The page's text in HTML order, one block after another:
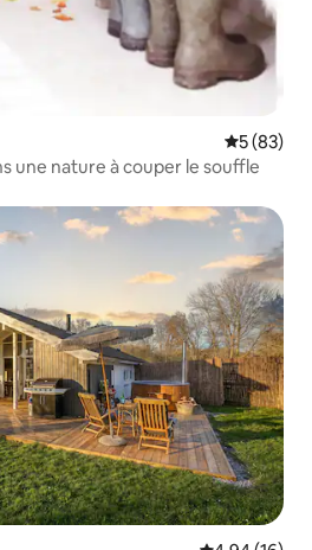
5 (83)
une nature à couper le souffle